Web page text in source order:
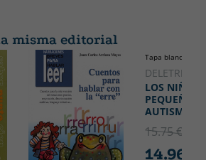
misma editorial
Tapa blanda o
DELETREA
LOS NIÑOS
PEQUEÑOS
AUTISMO
15.75 €
14.96 €